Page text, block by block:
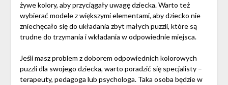
żywe kolory, aby przyciągały uwagę dziecka. Warto też
wybierać modele z większymi elementami, aby dziecko nie
zniechęcało się do układania zbyt małych puzzli, które są
trudne do trzymania i wkładania w odpowiednie miejsca.
Jeśli masz problem z doborem odpowiednich kolorowych
puzzli dla swojego dziecka, warto poradzić się specjalisty –
terapeuty, pedagoga lub psychologa. Taka osoba będzie w